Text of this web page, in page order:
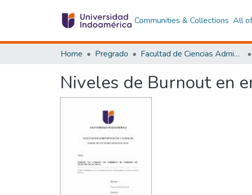
Communities & Collections All
Home Pregrado Facultad de Ciencias Administrativas y Económicas
Niveles de Burnout en